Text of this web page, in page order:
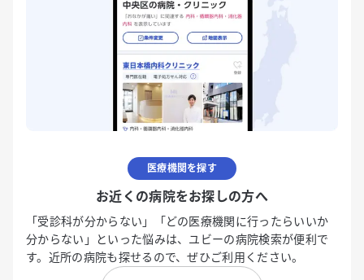
医療機関を探す
お近くの病院をお探しの方へ
「受診科が分からない」「どの医療機関に行ったらいいか
分からない」といった悩みは、ユビーの病院検索が便利で
す。近所の病院も探せるので、ぜひご利用ください。